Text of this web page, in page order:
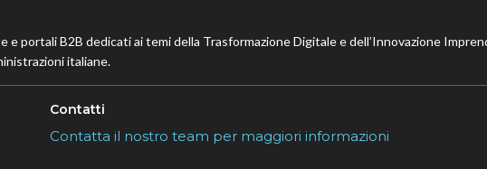
portali B2B dedicati ai temi della Trasformazione Digitale e dell’Innovazione
italiane.
Contatti
Contatta il nostro team per maggiori informazioni